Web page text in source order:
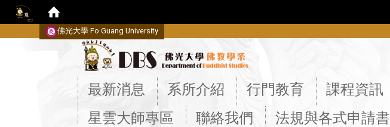
佛光大學 Fo Guang University
最新消息 系所介紹 行門教育 課程資訊
星雲大師專區
聯絡我們 法規與各式申請書